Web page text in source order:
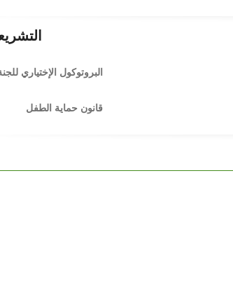
البروتوكول الإختياري
قانون حماية الطفل